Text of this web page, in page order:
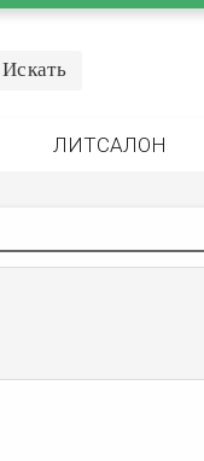
ЛИТСАЛОН